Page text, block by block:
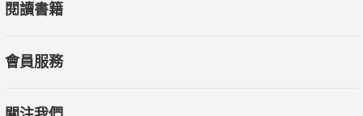
閱讀書籍
會員服務